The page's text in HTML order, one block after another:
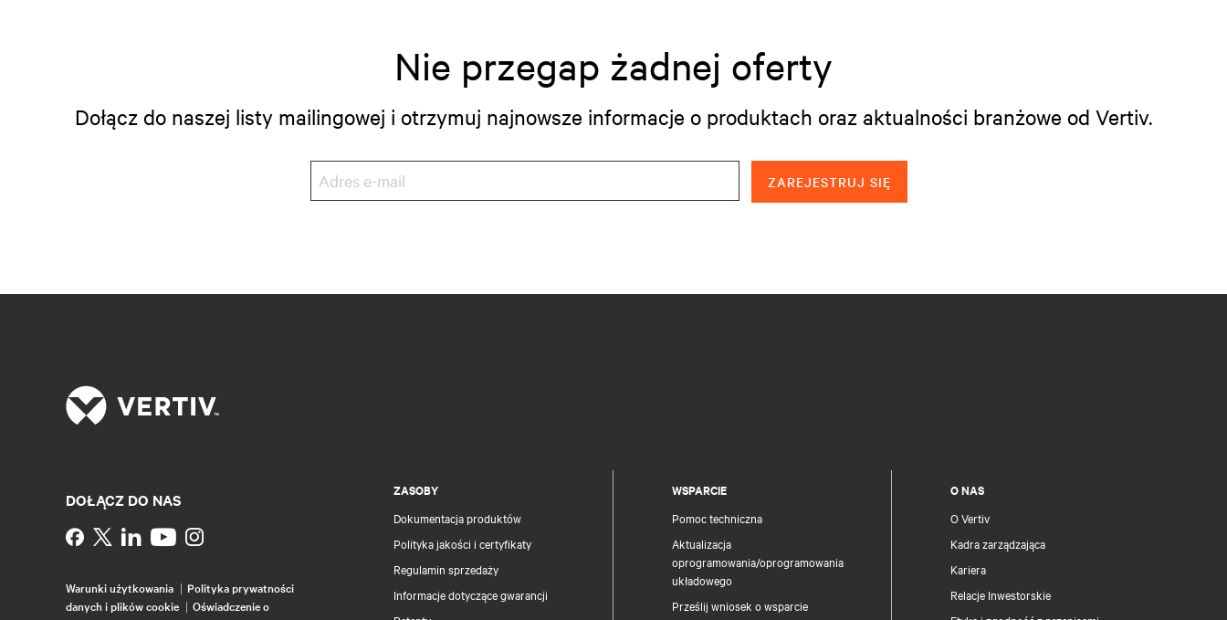
Nie przegap żadnej oferty
Dołącz do naszej listy mailingowej i otrzymuj najnowsze informacje o produktach oraz aktualności branżowe od Vertiv.
ZAREJESTRUJ SIĘ
ZASOBY
Dokumentacja produktów
Polityka jakości i certyfikaty
Regulamin sprzedaży
Informacje dotyczące gwarancji
WSPARCIE
Pomoc techniczna
Aktualizacja
oprogramowania/oprogramowania
układowego
Prześlij wniosek o wsparcie
O NAS
O Vertiv
Kadra zarządzająca
Kariera
Relacje Inwestorskie
DOŁĄCZ DO NAS
Instagram
Warunki użytkowania
Polityka prywatności
danych i plików cookie
Oświadczenie o